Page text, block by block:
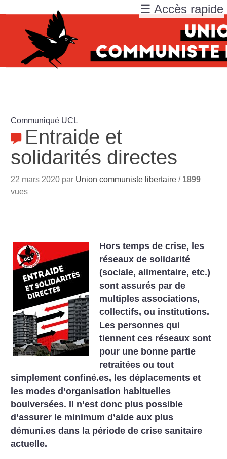
Communiqué UCL
Entraide et
solidarités directes
22 mars 2020 par Union communiste libertaire / 1899
vues
Hors temps de crise, les
réseaux de solidarité
(sociale, alimentaire, etc.)
sont assurés par de
multiples associations,
collectifs, ou institutions.
Les personnes qui
tiennent ces réseaux sont
pour une bonne partie
retraitées ou tout
simplement confiné.es, les déplacements et
les modes d’organisation habituelles
boulversées. Il n’est donc plus possible
d’assurer le minimum d’aide aux plus
démuni.es dans la période de crise sanitaire
actuelle.
☰ Accès rapide